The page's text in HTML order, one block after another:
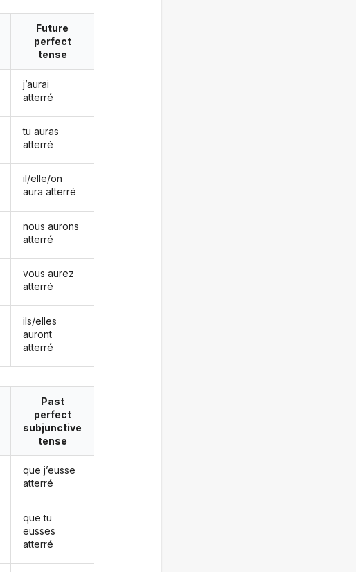
Future
perfect
tense
j’aurai
atterré
tu auras
atterré
il/elle/on
aura atterré
nous aurons
atterré
vous aurez
atterré
ils/elles
auront
atterré
Past
perfect
subjunctive
tense
que j’eusse
atterré
que tu
eusses
atterré